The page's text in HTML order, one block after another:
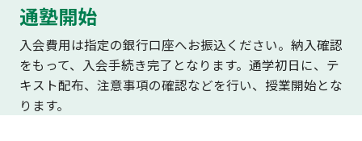
通塾開始
入会費用は指定の銀行口座へお振込ください。納入確認
をもって、入会手続き完了となります。通学初日に、テ
キスト配布、注意事項の確認などを行い、授業開始とな
ります。